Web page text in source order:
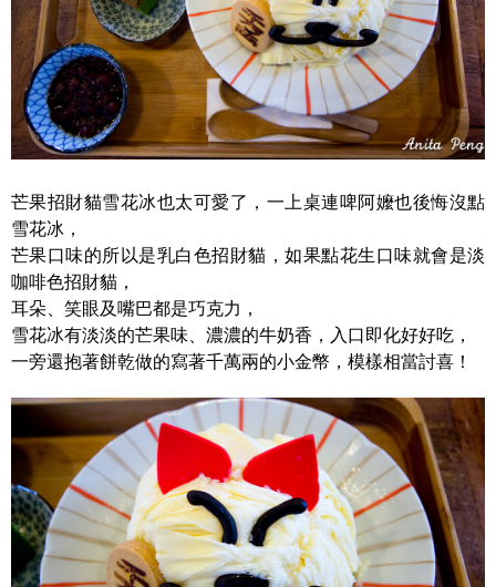
芒果招財貓雪花冰也太可愛了，一上桌連啤阿嬤也後悔沒點
雪花冰，
芒果口味的所以是乳白色招財貓，如果點花生口味就會是淡
咖啡色招財貓，
耳朵、笑眼及嘴巴都是巧克力，
雪花冰有淡淡的芒果味、濃濃的牛奶香，入口即化好好吃，
一旁還抱著餅乾做的寫著千萬兩的小金幣，模樣相當討喜！